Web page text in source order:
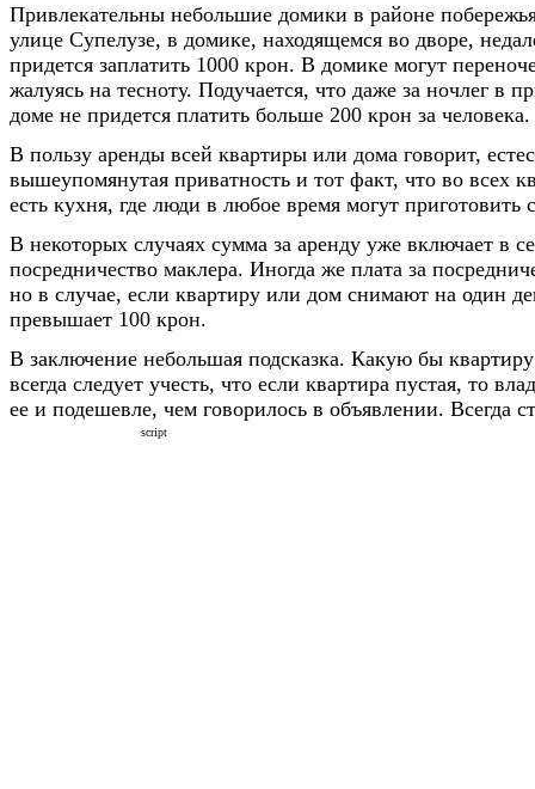
Привлекательны небольшие домики в районе
улице Супелузе, в домике, находящемся во дворе,
придется заплатить 1000 крон. В домике могут
жалуясь на тесноту. Подучается, что даже за ночлег в
доме не придется платить больше 200 крон за человека.
В пользу аренды всей квартиры или дома говорит,
вышеупомянутая приватность и тот факт, что во всех
есть кухня, где люди в любое время могут приготовить
В некоторых случаях сумма за аренду уже включает в
посредничество маклера. Иногда же плата за
но в случае, если квартиру или дом снимают на один
превышает 100 крон.
В заключение небольшая подсказка. Какую бы
всегда следует учесть, что если квартира пустая, то
ее и подешевле, чем говорилось в объявлении. Всегда
script